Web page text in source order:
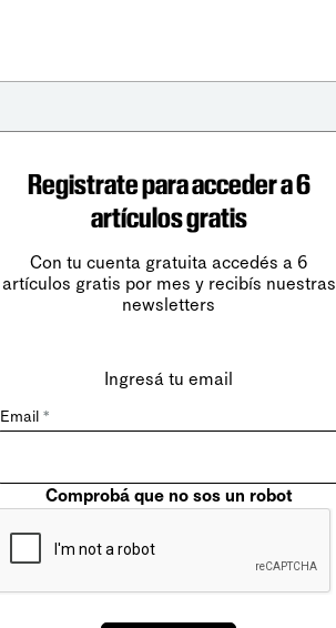
Registrate para acceder a 6
artículos gratis
Con tu cuenta gratuita accedés a 6
artículos gratis por mes y recibís nuestras
newsletters
Ingresá tu email
Email *
Comprobá que no sos un robot